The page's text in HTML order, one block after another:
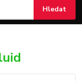
Hledat